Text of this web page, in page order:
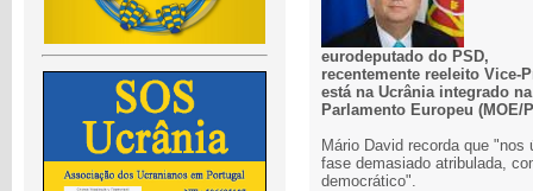
eurodeputado do PSD,
recentemente reeleito Vice-
está na Ucrânia integrado
Parlamento Europeu
Mário David recorda que
fase demasiado atribulada,
democrático".